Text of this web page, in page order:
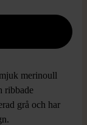
merinoull
ribbade
grå och har